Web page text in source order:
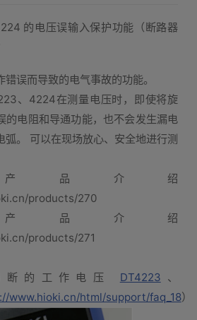
的电压误输入保护功能（断路器
误而导致的电气事故的功能。
、4224在测量电压时，即使将旋
的电阻和导通功能，也不会发生漏电
弧。 可以在现场放心、安全地进行测
产品介绍
products/270
产品介绍
products/271
断的工作电压 DT4223 、
www.hioki.cn/html/support/faq_18）